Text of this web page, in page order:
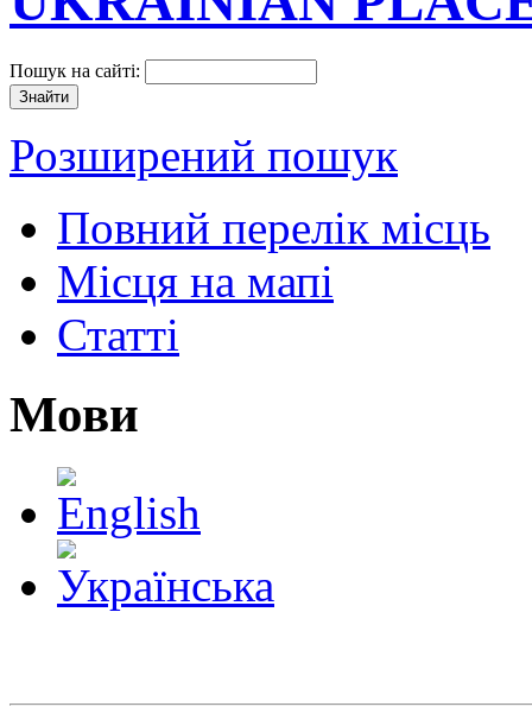
Пошук на сайті:
Розширений пошук
Повний перелік місць
Місця на мапі
Статті
Мови